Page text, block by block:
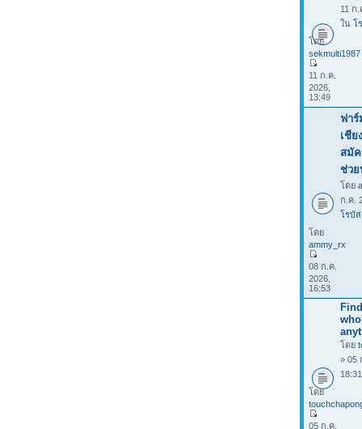
11 ก.
ใน โ
โดย
sekmulti1987
11 ก.ค.
2026,
13:49
ฟา
เชีย
สมัค
ช่วย
โดย
ก.ค.
โรบั
โดย
ammy_rx
08 ก.ค.
2026,
16:53
โดย
» 05
โดย
05 ก.ค.